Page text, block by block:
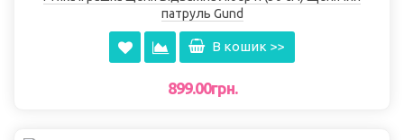
патруль Gund
В кошик >>
899.00грн.